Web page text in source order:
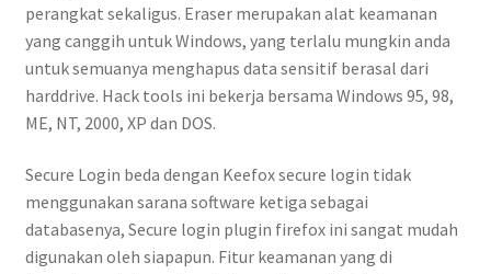
perangkat sekaligus. Eraser merupakan alat keamanan
yang canggih untuk Windows, yang terlalu mungkin anda
untuk semuanya menghapus data sensitif berasal dari
harddrive. Hack tools ini bekerja bersama Windows 95, 98,
ME, NT, 2000, XP dan DOS.
Secure Login beda dengan Keefox secure login tidak
menggunakan sarana software ketiga sebagai
databasenya, Secure login plugin firefox ini sangat mudah
digunakan oleh siapapun. Fitur keamanan yang di